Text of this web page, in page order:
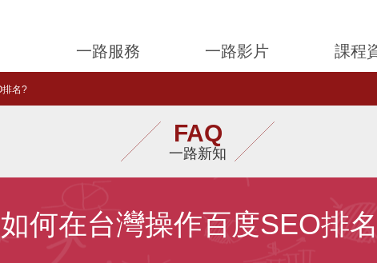
一路服務 一路影片 課程
排名?
FAQ
一路新知
如何在台灣操作百度SEO排